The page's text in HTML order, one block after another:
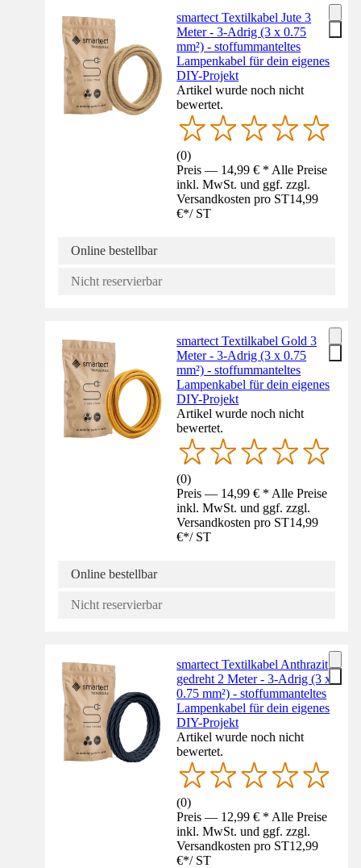
smartect Textilkabel Jute 3
Meter - 3-Adrig (3 x 0.75
mm²) - stoffummanteltes
Lampenkabel für dein eigenes
DIY-Projekt
Artikel wurde noch nicht
bewertet.
(0)
Preis — 14,99 € * Alle Preise
inkl. MwSt. und ggf. zzgl.
Versandkosten pro ST14,99
€*/ ST
Online bestellbar
Nicht reservierbar
smartect Textilkabel Gold 3
Meter - 3-Adrig (3 x 0.75
mm²) - stoffummanteltes
Lampenkabel für dein eigenes
DIY-Projekt
Artikel wurde noch nicht
bewertet.
(0)
Preis — 14,99 € * Alle Preise
inkl. MwSt. und ggf. zzgl.
Versandkosten pro ST14,99
€*/ ST
Online bestellbar
Nicht reservierbar
smartect Textilkabel Anthrazit
gedreht 2 Meter - 3-Adrig (3 x
0.75 mm²) - stoffummanteltes
Lampenkabel für dein eigenes
DIY-Projekt
Artikel wurde noch nicht
bewertet.
(0)
Preis — 12,99 € * Alle Preise
inkl. MwSt. und ggf. zzgl.
Versandkosten pro ST12,99
€*/ ST